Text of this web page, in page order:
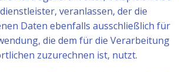
veranlassen, der die
Daten ebenfalls ausschließlich für
die dem für die Verarbeitung
zuzurechnen ist, nutzt.